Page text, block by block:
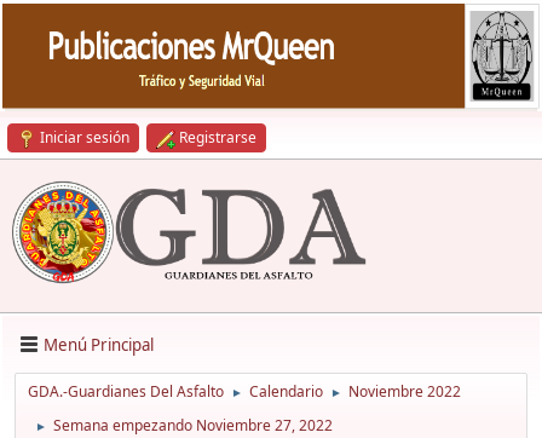
Iniciar sesión Registrarse
Menú Principal
GDA.-Guardianes Del Asfalto ► Calendario ► Noviembre 2022
► Semana empezando Noviembre 27, 2022